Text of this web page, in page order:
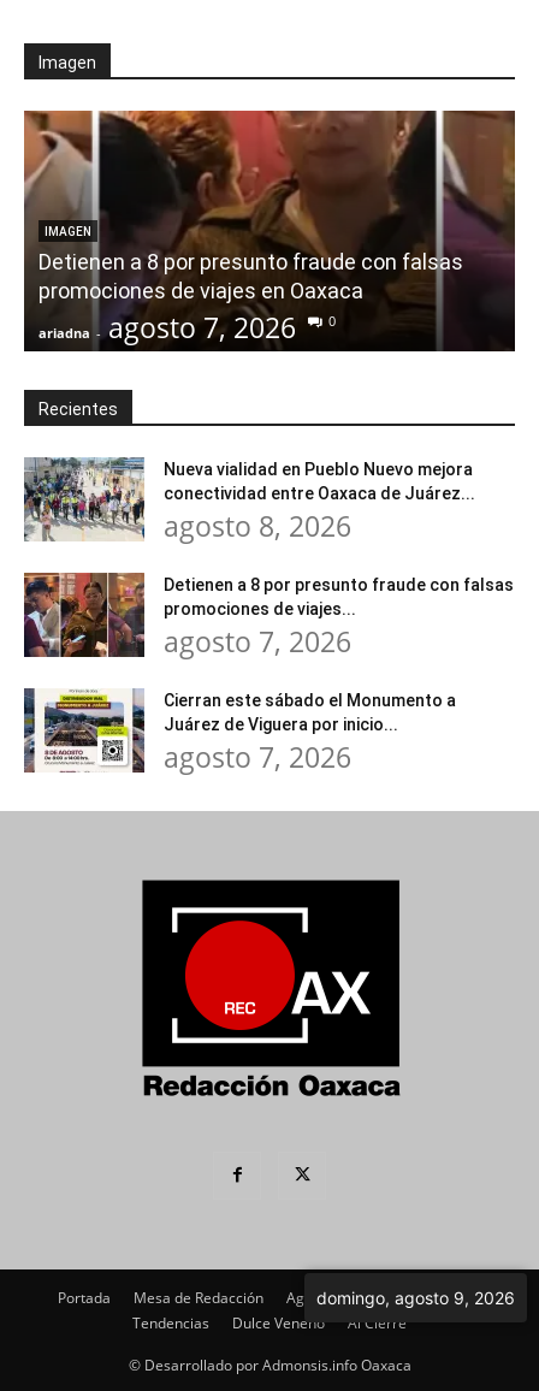
Imagen
IMAGEN
Detienen a 8 por presunto fraude con falsas
promociones de viajes en Oaxaca
ariadna - agosto 7, 2026 0
Recientes
Nueva vialidad en Pueblo Nuevo mejora
conectividad entre Oaxaca de Juárez...
agosto 8, 2026
Detienen a 8 por presunto fraude con falsas
promociones de viajes...
agosto 7, 2026
Cierran este sábado el Monumento a
Juárez de Viguera por inicio...
agosto 7, 2026
Portada Mesa de Redacción Agenda Política
Imagen
Tendencias
Dulce Veneno Al Cierre
© Desarrollado por Admonsis.info Oaxaca
domingo, agosto 9, 2026